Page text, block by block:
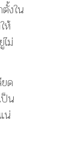
งใน
ห้
ม่
ด
ป็น
น่